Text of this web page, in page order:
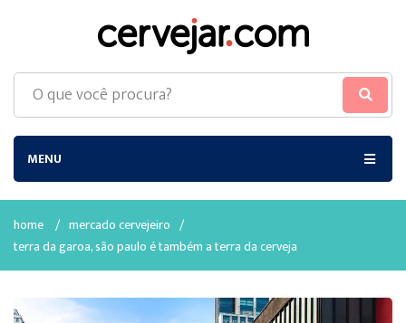
MENU
home / mercado cervejeiro /
terra da garoa, são paulo é também a terra da cerveja